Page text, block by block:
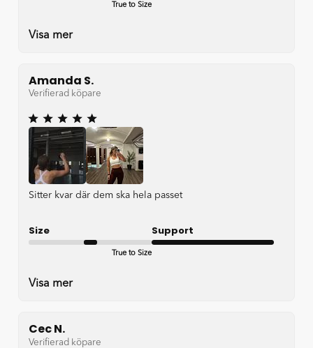
True to Size
Visa mer
Amanda S.
Verifierad köpare
Sitter kvar där dem ska hela passet
Size
True to Size
Support
Visa mer
Cec N.
Verifierad köpare